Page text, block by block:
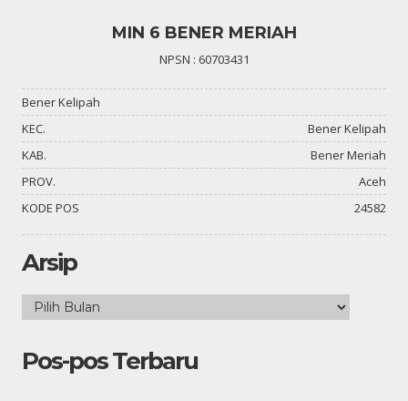
MIN 6 BENER MERIAH
NPSN : 60703431
Bener Kelipah
KEC.
Bener Kelipah
KAB.
Bener Meriah
PROV.
Aceh
KODE POS
24582
Arsip
Arsip
Pos-pos Terbaru